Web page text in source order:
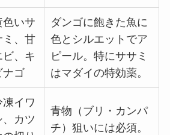
色いサ
ミ、甘
ビ、キ
ナゴ
ダンゴに飽きた魚に
色とシルエットでア
ピール。特にササミ
はマダイの特効薬。
凍イワ
、カツ
青物（ブリ・カンパ
チ）狙いには必須。